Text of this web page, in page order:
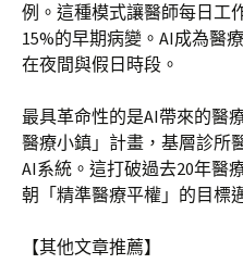
例。這種模式讓醫師每日工
15%的早期病變。AI成為醫
在夜間與假日時段。
最具革命性的是AI帶來的醫
醫療小鎮」計畫，基層診所
AI系統。這打破過去20年醫
朝「精準醫療平權」的目標
【其他文章推薦】